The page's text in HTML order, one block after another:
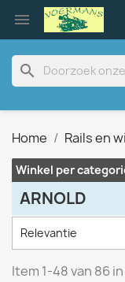

search
Home Rails en
Winkel per
ARNOLD
Relevantie
Item 1-48 van 86